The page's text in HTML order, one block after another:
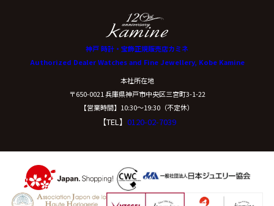
神戸 時計・宝飾正規販売店カミネ
Authorized Dealer Watches and Fine Jewellery, Kobe Kamine
本社所在地
〒650-0021 兵庫県神戸市中央区三宮町3-1-22
【営業時間】10:30〜19:30（不定休）
【TEL】 0120-02-7039